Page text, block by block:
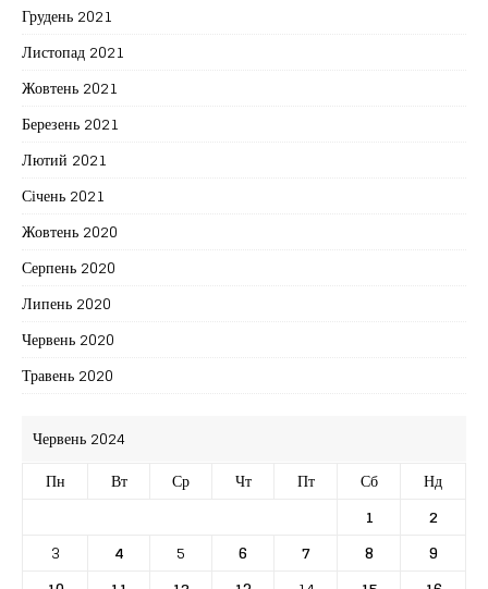
Грудень 2021
Листопад 2021
Жовтень 2021
Березень 2021
Лютий 2021
Січень 2021
Жовтень 2020
Серпень 2020
Липень 2020
Червень 2020
Травень 2020
Червень 2024
Пн
Вт Ср Чт Пт Сб
Нд
1
2
3
4 5 6 7 8
9